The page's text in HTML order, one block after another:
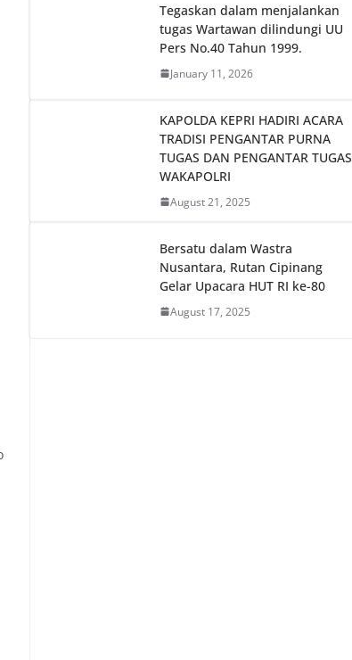
Tegaskan dalam menjalankan
tugas Wartawan dilindungi UU
Pers No.40 Tahun 1999.
January 11, 2026
KAPOLDA KEPRI HADIRI ACARA
TRADISI PENGANTAR PURNA
TUGAS DAN PENGANTAR TUGAS
WAKAPOLRI
August 21, 2025
Bersatu dalam Wastra
Nusantara, Rutan Cipinang
Gelar Upacara HUT RI ke-80
August 17, 2025